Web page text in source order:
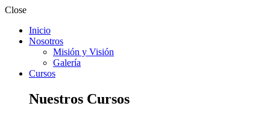
Close
Inicio
Nosotros
Misión y Visión
Galería
Cursos
Nuestros Cursos